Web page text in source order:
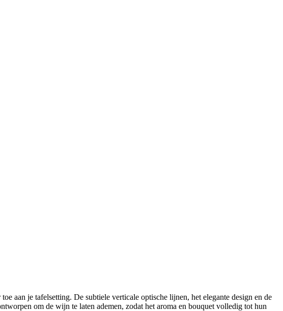
aan je tafelsetting. De subtiele verticale optische lijnen, het elegante design en de
om de wijn te laten ademen, zodat het aroma en bouquet volledig tot hun